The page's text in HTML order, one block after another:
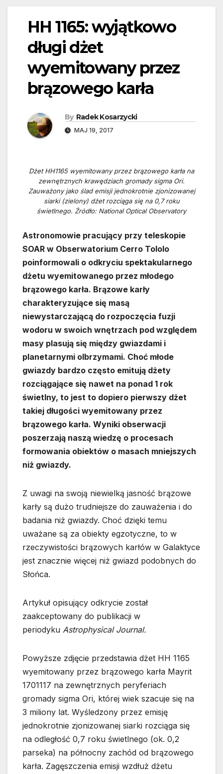
HH 1165: wyjątkowo
długi dżet
wyemitowany przez
brązowego karła
By Radek Kosarzycki
MAJ 19, 2017
Dżet HH1165 wyemitowany przez brązowego karła na
zewnętrznych krawędziach gromady sigma Ori.
Zauważony jako ślad emisji jednokrotnie zjonizowanej
siarki (zielony) dżet rozciąga się na 0,7 roku
świetlnego. Źródło: National Optical Observatory
Astronomowie pracujący przy teleskopie
SOAR w Obserwatorium Cerro Tololo
poinformowali o odkryciu spektakularnego
dżetu wyemitowanego przez młodego
brązowego karła. Brązowe karły
charakteryzujące się masą
niewystarczającą do rozpoczęcia fuzji
wodoru w swoich wnętrzach pod względem
masy plasują się między gwiazdami i
planetarnymi olbrzymami. Choć młode
gwiazdy bardzo często emitują dżety
rozciągające się nawet na ponad 1 rok
świetlny, to jest to dopiero pierwszy dżet
takiej długości wyemitowany przez
brązowego karła. Wyniki obserwacji
poszerzają naszą wiedzę o procesach
formowania obiektów o masach mniejszych
niż gwiazdy.
Z uwagi na swoją niewielką jasność brązowe
karły są dużo trudniejsze do zauważenia i do
badania niż gwiazdy. Choć dzięki temu
uważane są za obiekty egzotyczne, to w
rzeczywistości brązowych karłów w Galaktyce
jest znacznie więcej niż gwiazd podobnych do
Słońca.
Artykuł opisujący odkrycie został
zaakceptowany do publikacji w
periodyku Astrophysical Journal.
Powyższe zdjęcie przedstawia dżet HH 1165
wyemitowany przez brązowego karła Mayrit
1701117 na zewnętrznych peryferiach
gromady sigma Ori, której wiek szacuje się na
3 miliony lat. Wyśledzony przez emisję
jednokrotnie zjonizowanej siarki rozciąga się
na odległość 0,7 roku świetlnego (ok. 0,2
parseka) na północny zachód od brązowego
karła. Zagęszczenia emisji wzdłuż dżetu